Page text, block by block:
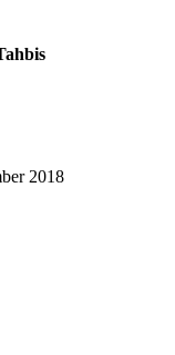
2018